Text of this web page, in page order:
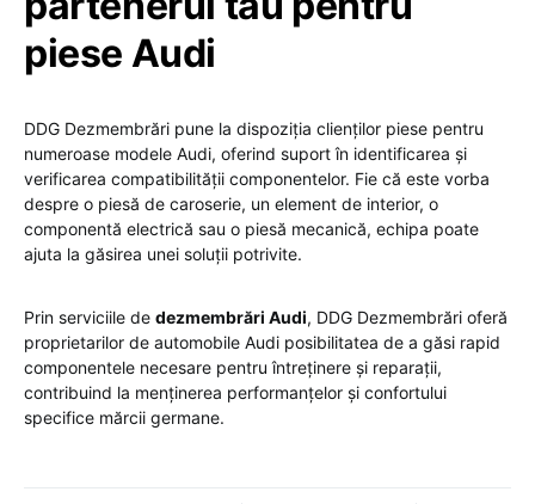
piese Audi
DDG Dezmembrări pune la dispoziția clienților piese pentru
numeroase modele Audi, oferind suport în identificarea și
verificarea compatibilității componentelor. Fie că este vorba
despre o piesă de caroserie, un element de interior, o
componentă electrică sau o piesă mecanică, echipa poate
ajuta la găsirea unei soluții potrivite.
Prin serviciile de dezmembrări Audi, DDG Dezmembrări oferă
proprietarilor de automobile Audi posibilitatea de a găsi rapid
componentele necesare pentru întreținere și reparații,
contribuind la menținerea performanțelor și confortului
specifice mărcii germane.